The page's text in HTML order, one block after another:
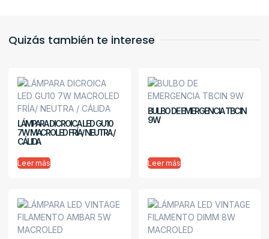
Quizás también te interese
LÁMPARA DICROICA LED GU10
7W MACROLED FRÍA/ NEUTRA /
CÁLIDA
Leer más
BULBO DE EMERGENCIA TBCIN
9W
Leer más